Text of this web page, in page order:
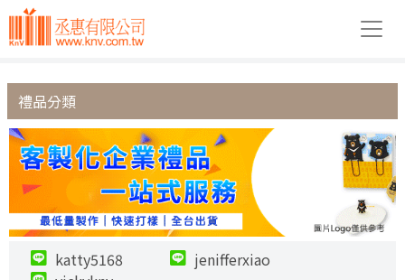
禮品分類
katty5168
jenifferxiao